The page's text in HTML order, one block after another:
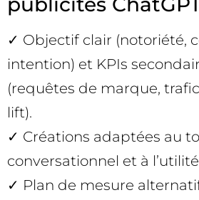
✓ Objectif clair (notoriété,
intention) et KPIs
(requêtes de marque,
lift).
✓ Créations adaptées au
conversationnel et à
✓ Plan de mesure